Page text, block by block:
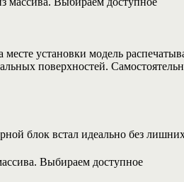
установки модель
поверхностей.
блок встал идеально без